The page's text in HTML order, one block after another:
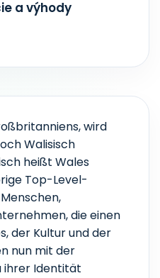
a výhody
wird
Walisisch
heißt Wales
Top-Level-
die einen
der Kultur und der
nun mit der
ihrer Identität